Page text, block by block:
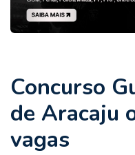
Concurso
de Aracaju
vagas